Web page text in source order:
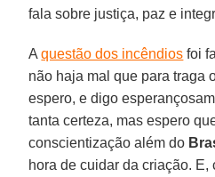
fala sobre justiça, paz e
Aquestão dos incêndios foi
não haja mal que para traga
espero, e digo
tanta certeza, mas espero
conscientização além do
hora de cuidar da criação. E,